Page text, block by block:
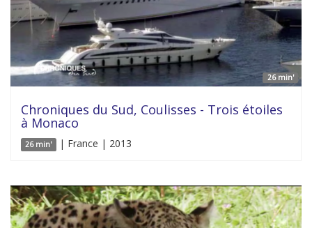
26 min'
Chroniques du Sud, Coulisses - Trois étoiles
à Monaco
26 min' | France | 2013